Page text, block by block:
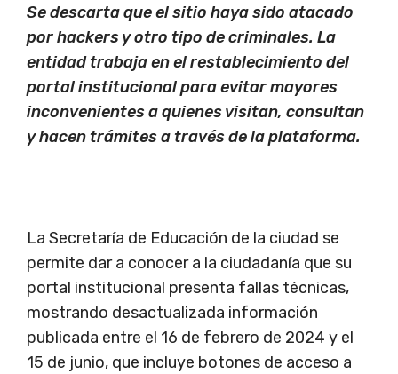
Se descarta que el sitio haya sido atacado
por hackers y otro tipo de criminales. La
entidad trabaja en el restablecimiento del
portal institucional para evitar mayores
inconvenientes a quienes visitan, consultan
y hacen trámites a través de la plataforma.
La Secretaría de Educación de la ciudad se
permite dar a conocer a la ciudadanía que su
portal institucional presenta fallas técnicas,
mostrando desactualizada información
publicada entre el 16 de febrero de 2024 y el
15 de junio, que incluye botones de acceso a